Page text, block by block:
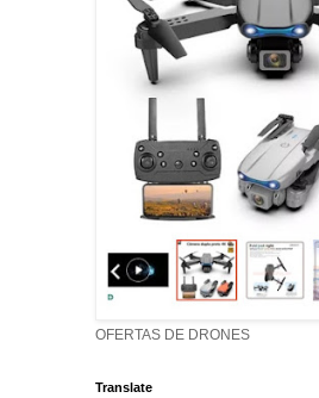
OFERTAS DE DRONES
Translate